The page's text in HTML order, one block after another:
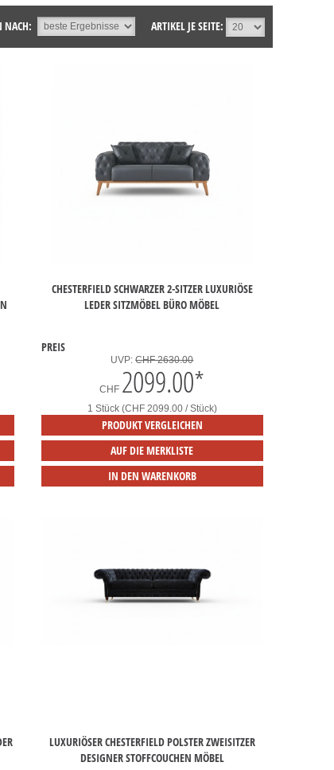
ARTIKEL JE SEITE:
NACH:
CHESTERFIELD SCHWARZER 2-SITZER LUXURIÖSE
LEDER SITZMÖBEL BÜRO MÖBEL
PREIS
UVP:CHF 2630.00
CHF 2099.00*
1 Stück (CHF 2099.00 / Stück)
PRODUKT VERGLEICHEN
AUF DIE MERKLISTE
IN DEN WARENKORB
LUXURIÖSER CHESTERFIELD POLSTER ZWEISITZER
DESIGNER STOFFCOUCHEN MÖBEL